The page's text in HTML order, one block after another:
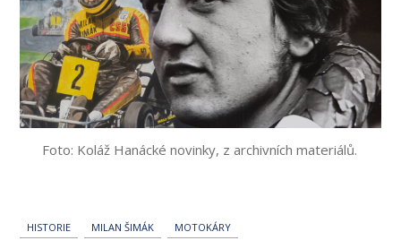
Foto: Koláž Hanácké novinky, z archivních materiálů.
HISTORIE MILAN ŠIMÁK MOTOKÁRY